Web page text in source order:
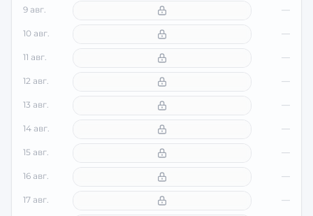
9 авг. —
10 авг. —
11 авг. —
12 авг. —
13 авг. —
14 авг. —
15 авг. —
16 авг. —
17 авг. —